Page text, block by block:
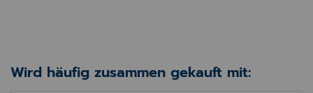
Wird häufig zusammen gekauft mit: